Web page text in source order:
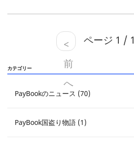
<
前
へ
ページ 1 / 1
カテゴリー
PayBookのニュース (70)
PayBook国盗り物語 (1)